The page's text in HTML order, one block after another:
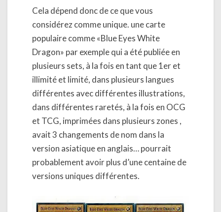
Cela dépend donc de ce que vous
considérez comme unique. une carte
populaire comme «Blue Eyes White
Dragon» par exemple qui a été publiée en
plusieurs sets, à la fois en tant que 1er et
illimité et limité, dans plusieurs langues
différentes avec différentes illustrations,
dans différentes raretés, à la fois en OCG
et TCG, imprimées dans plusieurs zones ,
avait 3 changements de nom dans la
version asiatique en anglais… pourrait
probablement avoir plus d’une centaine de
versions uniques différentes.